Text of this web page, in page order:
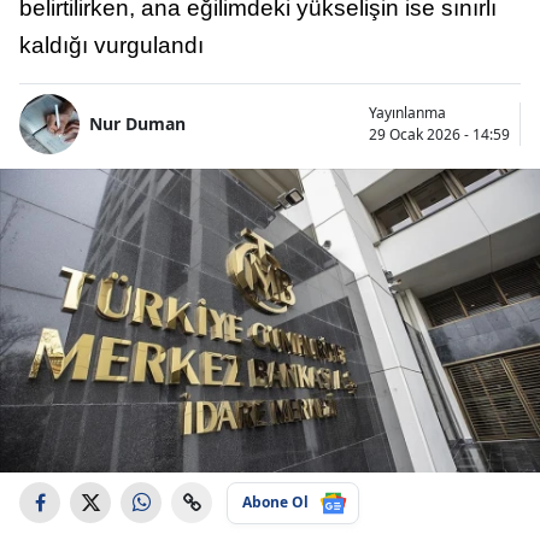
belirtilirken, ana eğilimdeki yükselişin ise sınırlı
kaldığı vurgulandı
Nur Duman
Yayınlanma
29 Ocak 2026 - 14:59
Abone Ol